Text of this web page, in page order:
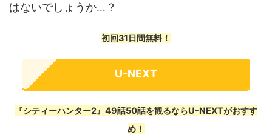
はないでしょうか…？
初回31日間無料！
U-NEXT
『シティーハンター2』49話50話を観るならU-NEXTがおすす
め！